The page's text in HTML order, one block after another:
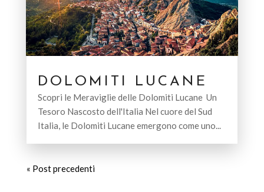
DOLOMITI LUCANE
Scopri le Meraviglie delle Dolomiti Lucane Un
Tesoro Nascosto dell'Italia Nel cuore del Sud
Italia, le Dolomiti Lucane emergono come uno...
« Post precedenti